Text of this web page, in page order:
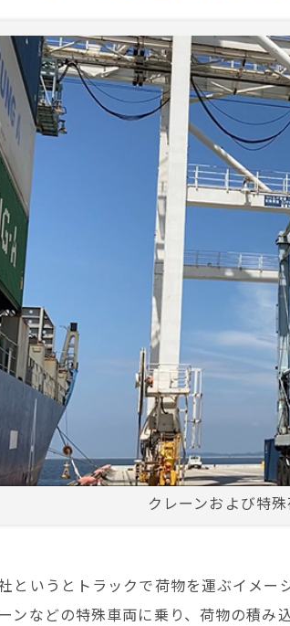
クレーンおよび特
というとトラックで荷物を運ぶイメ
ンなどの特殊車両に乗り、荷物の積み